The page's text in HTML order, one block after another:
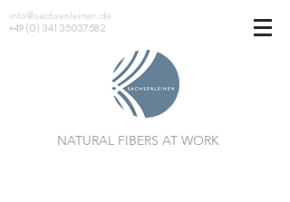
info@sachsenleinen.de
+49 (0) 341 35037582
NATURAL FIBERS AT WORK